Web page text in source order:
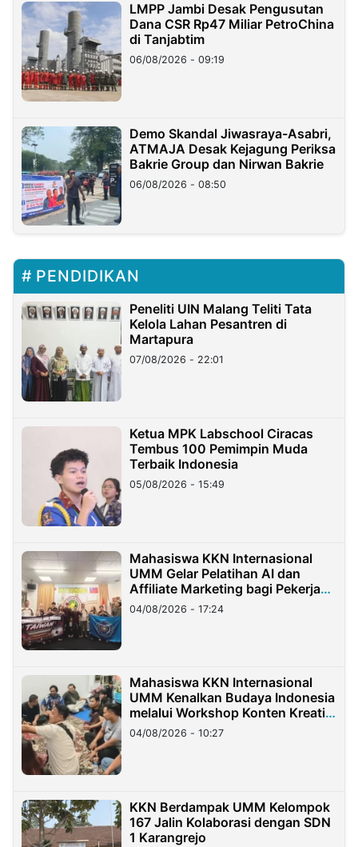
LMPP Jambi Desak Pengusutan
Dana CSR Rp47 Miliar PetroChina
di Tanjabtim
06/08/2026 - 09:19
Demo Skandal Jiwasraya-Asabri,
ATMAJA Desak Kejagung Periksa
Bakrie Group dan Nirwan Bakrie
06/08/2026 - 08:50
PENDIDIKAN
Peneliti UIN Malang Teliti Tata
Kelola Lahan Pesantren di
Martapura
07/08/2026 - 22:01
Ketua MPK Labschool Ciracas
Tembus 100 Pemimpin Muda
Terbaik Indonesia
05/08/2026 - 15:49
Mahasiswa KKN Internasional
UMM Gelar Pelatihan AI dan
Affiliate Marketing bagi Pekerja
Migran Indonesia di Taiwan
04/08/2026 - 17:24
Mahasiswa KKN Internasional
UMM Kenalkan Budaya Indonesia
melalui Workshop Konten Kreatif
di Taiwan
04/08/2026 - 10:27
KKN Berdampak UMM Kelompok
167 Jalin Kolaborasi dengan SDN
1 Karangrejo